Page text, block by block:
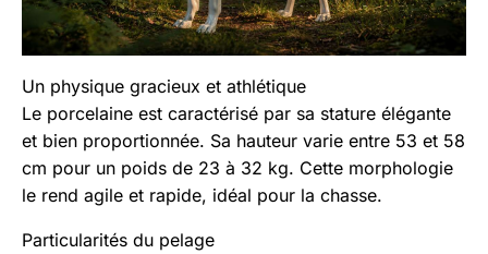
Un physique gracieux et athlétique
Le porcelaine est caractérisé par sa stature élégante
et bien proportionnée. Sa hauteur varie entre 53 et 58
cm pour un poids de 23 à 32 kg. Cette morphologie
le rend agile et rapide, idéal pour la chasse.
Particularités du pelage